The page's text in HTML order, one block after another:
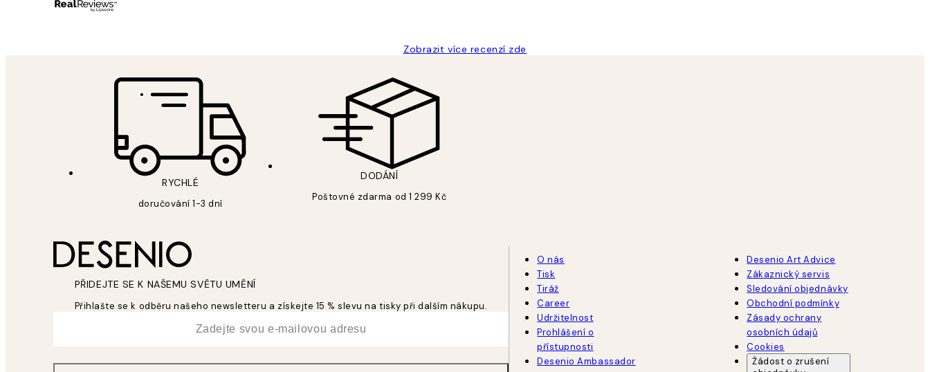
Zobrazit více recenzí zde
RYCHLÉ
doručování 1-3 dní
DODÁNÍ
Poštovné zdarma od 1 299 Kč
PŘIDEJTE SE K NAŠEMU SVĚTU UMĚNÍ
Přihlašte se k odběru našeho newsletteru a získejte 15 % slevu na tisky při dalším nákupu.
O nás
Tisk
Tiráž
Career
Udržitelnost
Prohlášení o
přístupnosti
Desenio Ambassador
Desenio Art Advice
Zákaznický servis
Sledování objednávky
Obchodní podmínky
Zásady ochrany
osobních údajů
Cookies
Žádost o zrušení